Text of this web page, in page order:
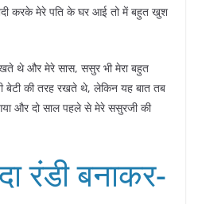
करके मेरे पति के घर आई तो में बहुत खुश
थे और मेरे सास, ससुर भी मेरा बहुत
बेटी की तरह रखते थे, लेकिन यह बात तब
और दो साल पहले से मेरे ससुरजी की
रंडी बनाकर-